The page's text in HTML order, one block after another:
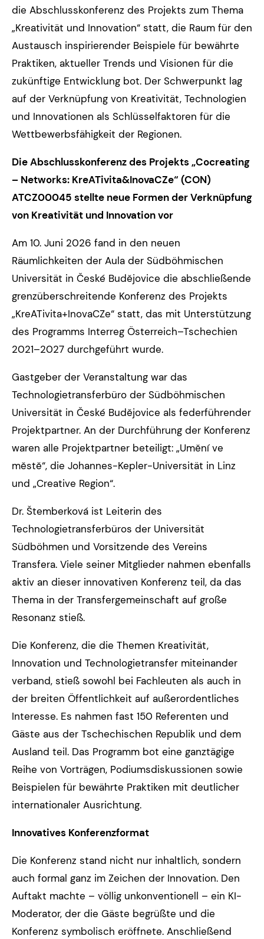
die Abschlusskonferenz des Projekts zum Thema
„Kreativität und Innovation“ statt, die Raum für den
Austausch inspirierender Beispiele für bewährte
Praktiken, aktueller Trends und Visionen für die
zukünftige Entwicklung bot. Der Schwerpunkt lag
auf der Verknüpfung von Kreativität, Technologien
und Innovationen als Schlüsselfaktoren für die
Wettbewerbsfähigkeit der Regionen.
Die Abschlusskonferenz des Projekts „Cocreating
– Networks: KreATivita&InovaCZe“ (CON)
ATCZ00045 stellte neue Formen der Verknüpfung
von Kreativität und Innovation vor
Am 10. Juni 2026 fand in den neuen
Räumlichkeiten der Aula der Südböhmischen
Universität in České Budějovice die abschließende
grenzüberschreitende Konferenz des Projekts
„KreATivita+InovaCZe“ statt, das mit Unterstützung
des Programms Interreg Österreich–Tschechien
2021–2027 durchgeführt wurde.
Gastgeber der Veranstaltung war das
Technologietransferbüro der Südböhmischen
Universität in České Budějovice als federführender
Projektpartner. An der Durchführung der Konferenz
waren alle Projektpartner beteiligt: „Umění ve
městě“, die Johannes-Kepler-Universität in Linz
und „Creative Region“.
Dr. Štemberková ist Leiterin des
Technologietransferbüros der Universität
Südböhmen und Vorsitzende des Vereins
Transfera. Viele seiner Mitglieder nahmen ebenfalls
aktiv an dieser innovativen Konferenz teil, da das
Thema in der Transfergemeinschaft auf große
Resonanz stieß.
Die Konferenz, die die Themen Kreativität,
Innovation und Technologietransfer miteinander
verband, stieß sowohl bei Fachleuten als auch in
der breiten Öffentlichkeit auf außerordentliches
Interesse. Es nahmen fast 150 Referenten und
Gäste aus der Tschechischen Republik und dem
Ausland teil. Das Programm bot eine ganztägige
Reihe von Vorträgen, Podiumsdiskussionen sowie
Beispielen für bewährte Praktiken mit deutlicher
internationaler Ausrichtung.
Innovatives Konferenzformat
Die Konferenz stand nicht nur inhaltlich, sondern
auch formal ganz im Zeichen der Innovation. Den
Auftakt machte – völlig unkonventionell – ein KI-
Moderator, der die Gäste begrüßte und die
Konferenz symbolisch eröffnete. Anschließend